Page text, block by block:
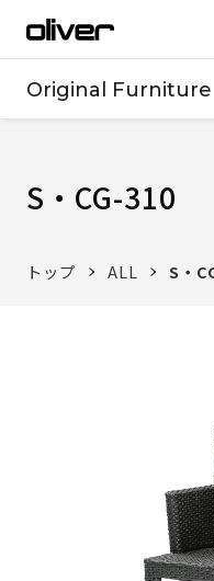
Original
S・CG-310
トップ ALL S・